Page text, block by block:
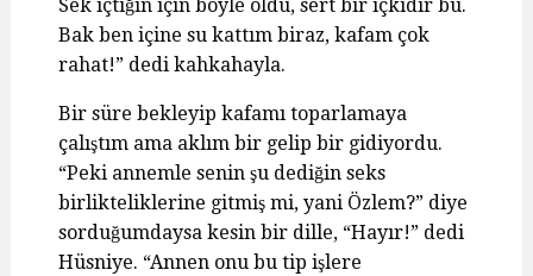
Sek içtiğin için böyle oldu, sert bir içkidir bu.
Bak ben içine su kattım biraz, kafam çok
rahat!” dedi kahkahayla.
Bir süre bekleyip kafamı toparlamaya
çalıştım ama aklım bir gelip bir gidiyordu.
“Peki annemle senin şu dediğin seks
birlikteliklerine gitmiş mi, yani Özlem?” diye
sorduğumdaysa kesin bir dille, “Hayır!” dedi
Hüsniye. “Annen onu bu tip işlere